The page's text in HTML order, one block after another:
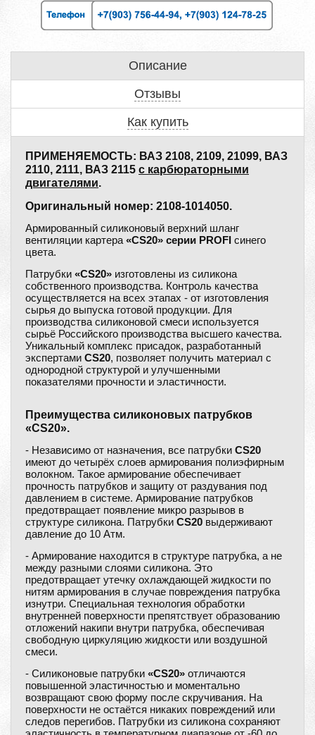
Описание
Отзывы
Как купить
ПРИМЕНЯЕМОСТЬ: ВАЗ 2108, 2109, 21099, ВАЗ
2110, 2111, ВАЗ 2115 с карбюраторными
двигателями.
Оригинальный номер: 2108-1014050.
Армированный силиконовый верхний шланг
вентиляции картера «CS20» серии PROFI синего
цвета.
Патрубки «CS20» изготовлены из силикона
собственного производства. Контроль качества
осуществляется на всех этапах - от изготовления
сырья до выпуска готовой продукции. Для
производства силиконовой смеси используется
сырьё Российского производства высшего качества.
Уникальный комплекс присадок, разработанный
экспертами CS20, позволяет получить материал с
однородной структурой и улучшенными
показателями прочности и эластичности.
Преимущества силиконовых патрубков
«CS20».
- Независимо от назначения, все патрубки CS20
имеют до четырёх слоев армирования полиэфирным
волокном. Такое армирование обеспечивает
прочность патрубков и защиту от раздувания под
давлением в системе. Армирование патрубков
предотвращает появление микро разрывов в
структуре силикона. Патрубки CS20 выдерживают
давление до 10 Атм.
- Армирование находится в структуре патрубка, а не
между разными слоями силикона. Это
предотвращает утечку охлаждающей жидкости по
нитям армирования в случае повреждения патрубка
изнутри. Специальная технология обработки
внутренней поверхности препятствует образованию
отложений накипи внутри патрубка, обеспечивая
свободную циркуляцию жидкости или воздушной
смеси.
- Силиконовые патрубки «CS20» отличаются
повышенной эластичностью и моментально
возвращают свою форму после скручивания. На
поверхности не остаётся никаких повреждений или
следов перегибов. Патрубки из силикона сохраняют